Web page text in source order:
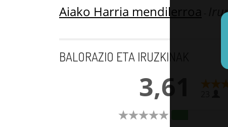
Aiako Harria mendilerroa
BALORAZIO ETA IRUZKINAK
3,61